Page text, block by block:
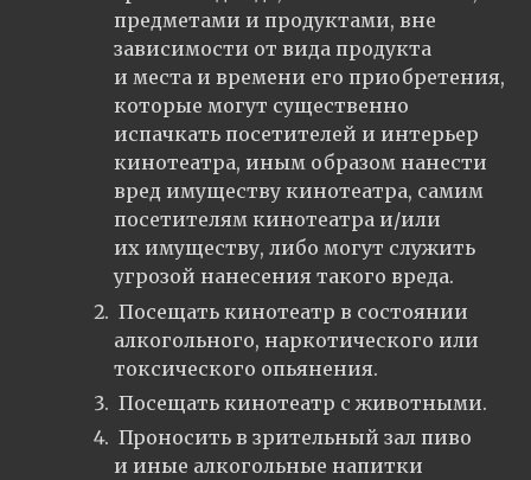
предметами и продуктами, вне
зависимости от вида продукта
и места и времени его приобретения,
которые могут существенно
испачкать посетителей и интерьер
кинотеатра, иным образом нанести
вред имуществу кинотеатра, самим
посетителям кинотеатра и/или
их имуществу, либо могут служить
угрозой нанесения такого вреда.
Посещать кинотеатр в состоянии
алкогольного, наркотического или
токсического опьянения.
Посещать кинотеатр с животными.
Проносить в зрительный зал пиво
и иные алкогольные напитки